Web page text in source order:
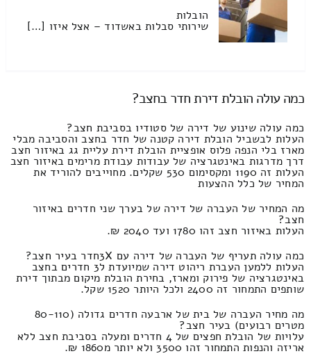
הובלות
שירותי סבלות באשדוד – אצל איזו […]
כמה עולה הובלת דירת חדר בחצב?
כמה עולה שינוע של דירה של סטודיו בסביבת חצב?
העלות לבשביל הובלת דירה קטנה של חדר בחצב והסביבה מבלי
מארז בלי הנפה פלוס אופציית הובלת דירת עליית גג באיזור חצב
דרך מדרגות באינטגרציה של עבודות עבודת מרימים באיזור חצב
העלות זה 1190 ומקסימום 530 שקלים. מחוייבים להוריד את
המחיר של כלל ההצעות
מה המחיר של העברה של דירה של בערך שני חדרים באיזור
חצב?
העלות באיזור חצב זהו 1780 ועד 2040 ₪.
כמה עולה תעריף של העברה של דירה עם 3Xחדר בעיר חצב?
העלות ללמען העברת ריהוט דירה שמיועדת ל3 חדרים בחצב
באינטגרציה של פירוק ומארז, בחירת הובלת מיקום מבתוך דירת
שותפים התמחור זה 2400 ולכל היותר 1520 שקל.
מה מחיר העברה של בית של ארבעה חדרים גדולה (80-110
מטרים רבועים) בעיר חצב?
עלויות של הובלת חפצים של 4 חדרים ומעלה בסביבת חצב ללא
אריזה והנפות התמחור זהו 3500 ולא יותר מ1860 ₪.